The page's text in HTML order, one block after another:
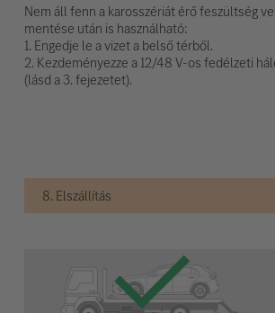
Nem áll fenn a karosszériát érő feszültség
mentése után is használható:
1. Engedje le a vizet a belső térből.
2. Kezdeményezze a 12/48 V-os fedélzeti
(lásd a 3. fejezetet).
8. Elszállítás